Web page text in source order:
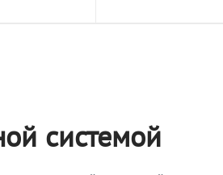
системой